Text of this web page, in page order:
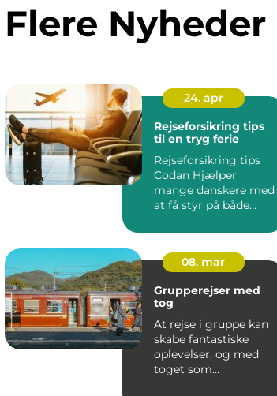
Flere Nyheder
24. apr
Rejseforsikring tips
til en tryg ferie
Rejseforsikring tips
Codan Hjælper
mange danskere med
at få styr på både
økonomi, før d...
08. mar
Grupperejser med
tog
At rejse i gruppe kan
skabe fantastiske
oplevelser, og med
toget som